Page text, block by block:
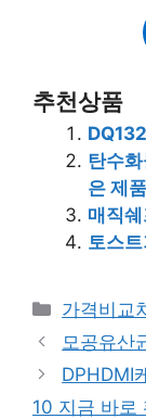
추천상품
탄수
은 제
매직
토스
카
테
리
가격비교
모공유산
DPHDMI
10 지금 바로